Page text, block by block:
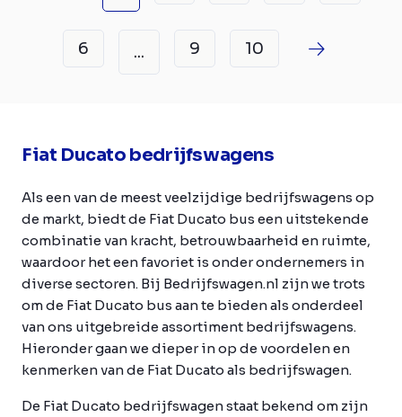
6 ... 9 10
Fiat Ducato bedrijfswagens
Als een van de meest veelzijdige bedrijfswagens op
de markt, biedt de Fiat Ducato bus een uitstekende
combinatie van kracht, betrouwbaarheid en ruimte,
waardoor het een favoriet is onder ondernemers in
diverse sectoren. Bij Bedrijfswagen.nl zijn we trots
om de Fiat Ducato bus aan te bieden als onderdeel
van ons uitgebreide assortiment bedrijfswagens.
Hieronder gaan we dieper in op de voordelen en
kenmerken van de Fiat Ducato als bedrijfswagen.
De Fiat Ducato bedrijfswagen staat bekend om zijn